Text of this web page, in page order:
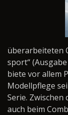
überarbeiteten
sport“
biete vor allem
Modellpflege
Serie. Zwischen
auch beim